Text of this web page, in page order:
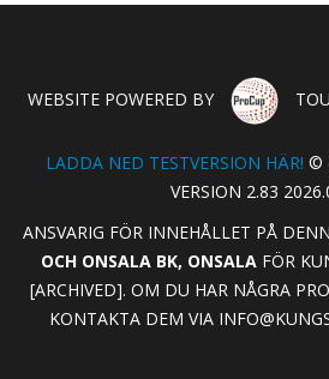
WEBSITE POWERED BY
LADDA NED TESTVERSION HÄR! ©
VERSION 2.83
ANSVARIG FÖR INNEHÅLLET PÅ
OCH ONSALA BK, ONSALA FÖR
[ARCHIVED]. OM DU HAR NÅGRA
KONTAKTA DEM VIA